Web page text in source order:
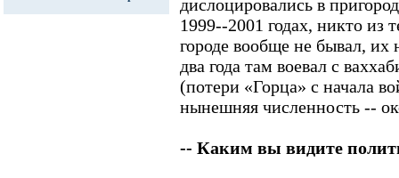
дислоцировались в
1999--2001 годах, никто из
городе вообще не бывал,
два года там воевал с
(потери «Горца» с начала
нынешняя численность --
-- Каким вы видите